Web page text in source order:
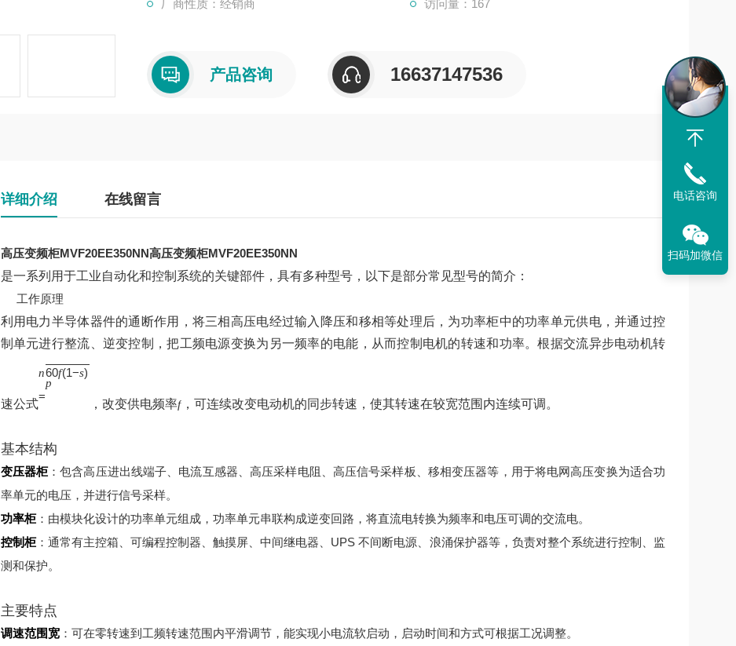
厂商性质：经销商 访问量：167
产品咨询 16637147536
详细介绍 在线留言
高压变频柜MVF20EE350NN高压变频柜MVF20EE350NN
是一系列用于工业自动化和控制系统的关键部件，具有多种型号，以下是部分常见型号的简介：
工作原理
利用电力半导体器件的通断作用，将三相高压电经过输入降压和移相等处理后，为功率柜中的功率单元供电，并通过控
制单元进行整流、逆变控制，把工频电源变换为另一频率的电能，从而控制电机的转速和功率。根据交流异步电动机转
速公式
n
=
p
60f(1−s)
，改变供电频率f ，可连续改变电动机的同步转速，使其转速在较宽范围内连续可调。
基本结构
变压器柜：包含高压进出线端子、电流互感器、高压采样电阻、高压信号采样板、移相变压器等，用于将电网高压变换为适合功
率单元的电压，并进行信号采样。
功率柜：由模块化设计的功率单元组成，功率单元串联构成逆变回路，将直流电转换为频率和电压可调的交流电。
控制柜：通常有主控箱、可编程控制器、触摸屏、中间继电器、UPS 不间断电源、浪涌保护器等，负责对整个系统进行控制、监
测和保护。
主要特点
调速范围宽：可在零转速到工频转速范围内平滑调节，能实现小电流软启动，启动时间和方式可根据工况调整。
电话咨询
扫码加微信